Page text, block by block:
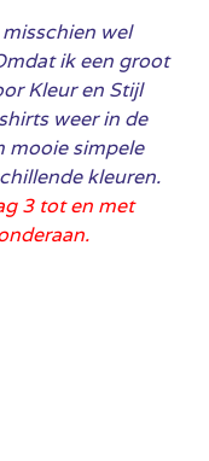
wel
ik een groot
Kleur en Stijl
weer in de
mooie simpele
kleuren.
3 tot en met